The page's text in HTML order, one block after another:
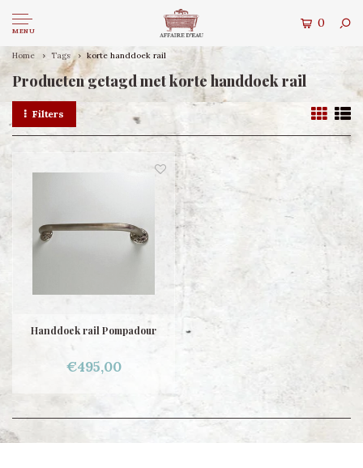
MENU
0
Home Tags korte handdoek rail
Producten getagd met korte handdoek rail
Filters
Handdoek rail Pompadour
€495,00